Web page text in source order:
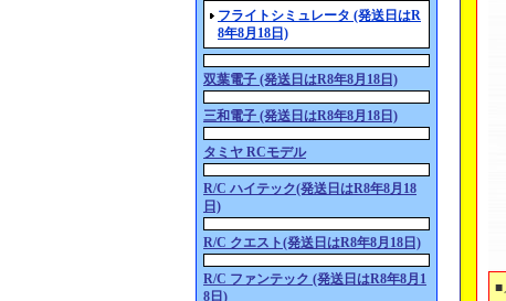
フライトシミュレータ (発送日はR
8年8月18日)
双葉電子 (発送日はR8年8月18日)
三和電子 (発送日はR8年8月18日)
タミヤ RCモデル
R/C ハイテック(発送日はR8年8月18
日)
R/C クエスト(発送日はR8年8月18日)
R/C ファンテック (発送日はR8年8月1
8日)
■